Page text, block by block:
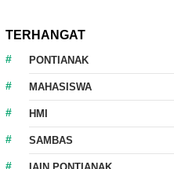
TERHANGAT
PONTIANAK
MAHASISWA
HMI
SAMBAS